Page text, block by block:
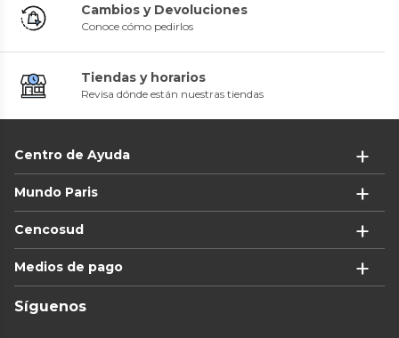
Cambios y Devoluciones
Conoce cómo pedirlos
Tiendas y horarios
Revisa dónde están nuestras tiendas
Centro de Ayuda
Mundo Paris
Cencosud
Medios de pago
Síguenos